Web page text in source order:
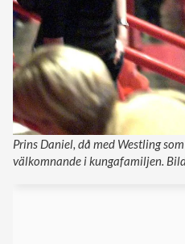
Prins Daniel, då med Westling
välkomnande i kungafamiljen.